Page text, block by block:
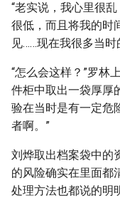
“老实说，我心里很
很低，而且将我的时
见……现在我很多当
“怎么会这样？”罗林
件柜中取出一袋厚厚
验在当时是有一定危
者啊。”
刘烨取出档案袋中的
的风险确实在里面都
处理方法也都说的明